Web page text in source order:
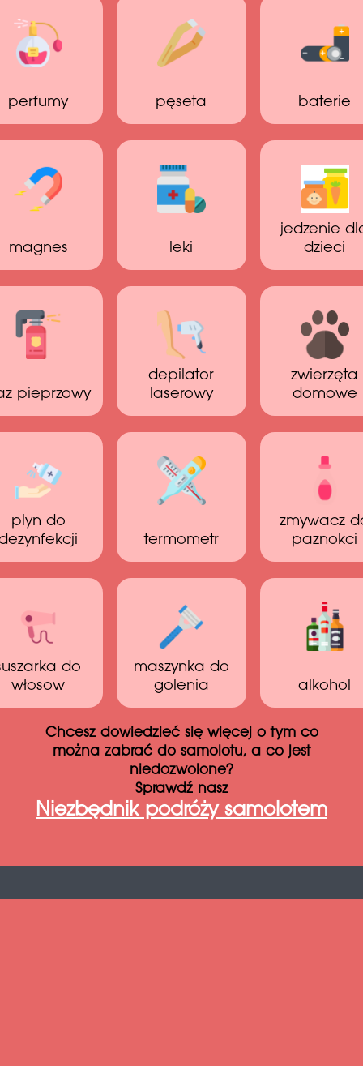
perfumy pęseta baterie
magnes leki
jedzenie
dzieci
pieprzowy
depilator
laserowy
zwierzęta
domowe
plyn do
termometr
zmywacz
paznokci
do
włosow
maszynka do
golenia
alkohol
Chcesz dowiedzieć się więcej o tym co
można zabrać do samolotu, a co jest
niedozwolone?
Sprawdź nasz
Niezbędnik podróży samolotem